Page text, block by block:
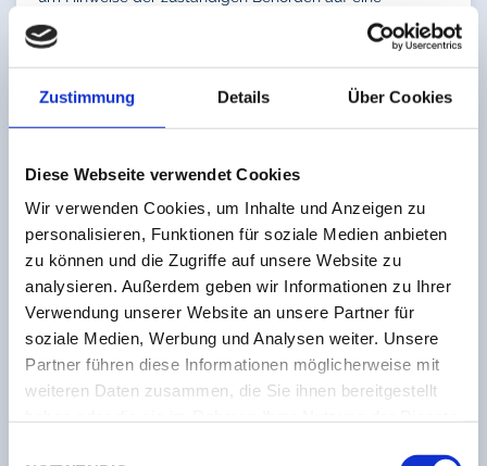
Zustimmung Details Über Cookies
Diese Webseite verwendet Cookies
Wir verwenden Cookies, um Inhalte und Anzeigen zu
personalisieren, Funktionen für soziale Medien anbieten
zu können und die Zugriffe auf unsere Website zu
analysieren. Außerdem geben wir Informationen zu Ihrer
Verwendung unserer Website an unsere Partner für
soziale Medien, Werbung und Analysen weiter. Unsere
Partner führen diese Informationen möglicherweise mit
weiteren Daten zusammen, die Sie ihnen bereitgestellt
Information der Öffentlichkeit oder eine Rücknahme- oder
Rückrufaktion durch den Lebensmittelunternehmer.
Lebensmittel und mit Lebensmitteln verwechselbare
Produkte, die in den angegebenen Bundesländern auf
dem Markt sind oder über das Internet verkauft werden
abgegeben wurden.
https://www.lebensmittelwarnung.de/bvl-lmw-
de/liste/alle/thueringen/10/0
weiterlesen...
Seminartipp